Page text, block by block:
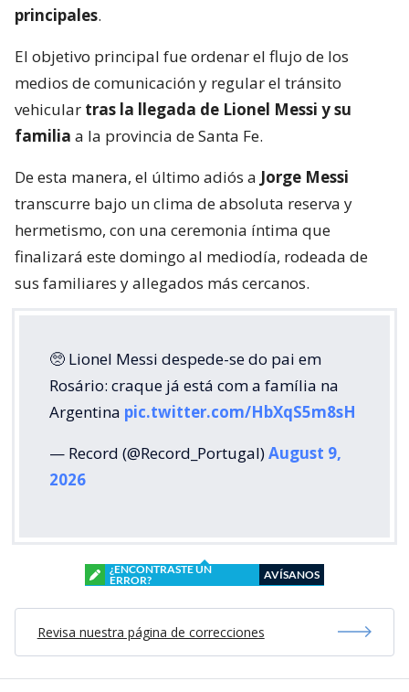
principales.
El objetivo principal fue ordenar el flujo de los
medios de comunicación y regular el tránsito
vehicular tras la llegada de Lionel Messi y su
familia a la provincia de Santa Fe.
De esta manera, el último adiós a Jorge Messi
transcurre bajo un clima de absoluta reserva y
hermetismo, con una ceremonia íntima que
finalizará este domingo al mediodía, rodeada de
sus familiares y allegados más cercanos.
🥺 Lionel Messi despede-se do pai em
Rosário: craque já está com a família na
Argentina pic.twitter.com/HbXqS5m8sH
— Record (@Record_Portugal)August 9,
2026
¿ENCONTRASTE UN
ERROR?
AVÍSANOS
Revisa nuestra página de correcciones